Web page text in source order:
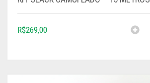
R$269,00